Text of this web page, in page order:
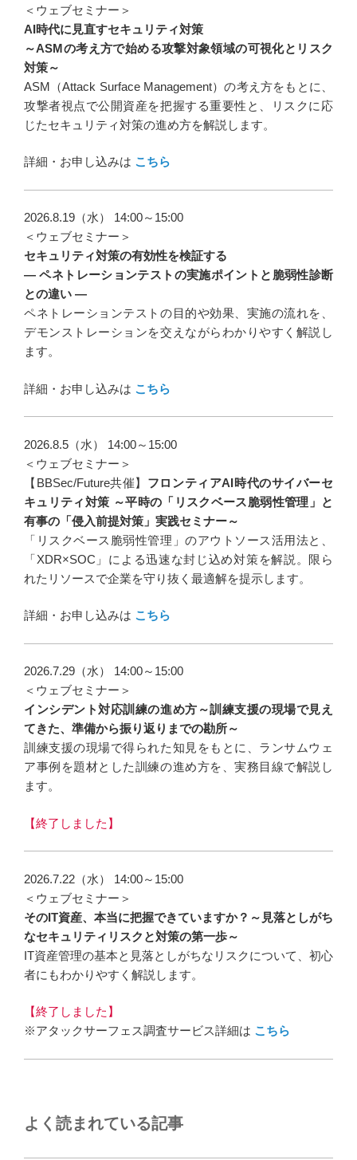
ー
シ
ョ
ン
＜ウェブセミナー＞
AI時代に見直すセキュリティ対策
～ASMの考え方で始める攻撃対象領域の可視化とリスク
対策～
ASM（Attack Surface Management）の考え方をもとに、
攻撃者視点で公開資産を把握する重要性と、リスクに応
じたセキュリティ対策の進め方を解説します。
詳細・お申し込みは こちら
2026.8.19（水） 14:00～15:00
＜ウェブセミナー＞
セキュリティ対策の有効性を検証する
― ペネトレーションテストの実施ポイントと脆弱性診断
との違い ―
ペネトレーションテストの目的や効果、実施の流れを、
デモンストレーションを交えながらわかりやすく解説し
ます。
詳細・お申し込みは こちら
2026.8.5（水） 14:00～15:00
＜ウェブセミナー＞
【BBSec/Future共催】 フロンティアAI時代のサイバーセ
キュリティ対策 ～平時の「リスクベース脆弱性管理」と
有事の「侵入前提対策」実践セミナー～
「リスクベース脆弱性管理」のアウトソース活用法と、
「XDR×SOC」による迅速な封じ込め対策を解説。限ら
れたリソースで企業を守り抜く最適解を提示します。
詳細・お申し込みは こちら
2026.7.29（水） 14:00～15:00
＜ウェブセミナー＞
インシデント対応訓練の進め方～訓練支援の現場で見え
てきた、準備から振り返りまでの勘所～
訓練支援の現場で得られた知見をもとに、ランサムウェ
ア事例を題材とした訓練の進め方を、実務目線で解説し
ます。
【終了しました】
2026.7.22（水） 14:00～15:00
＜ウェブセミナー＞
そのIT資産、本当に把握できていますか？～見落としがち
なセキュリティリスクと対策の第一歩～
IT資産管理の基本と見落としがちなリスクについて、初心
者にもわかりやすく解説します。
【終了しました】
※アタックサーフェス調査サービス詳細は こちら
よく読まれている記事